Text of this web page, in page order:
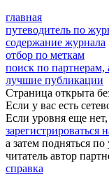
главная
путеводитель по
содержание журнала
отбор по меткам
поиск по
лучшие публикации
Страница открыта
Если у вас есть
Если уровня еще
зарегистрироваться
а затем подняться
читатель автор
справка